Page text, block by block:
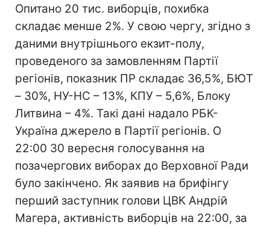
Опитано 20 тис. виборців, похибка
складає менше 2%. У свою чергу, згідно з
даними внутрішнього екзит-полу,
проведеного за замовленням Партії
регіонів, показник ПР складає 36,5%, БЮТ
– 30%, НУ-НС – 13%, КПУ – 5,6%, Блоку
Литвина – 4%. Такі дані надало РБК-
Україна джерело в Партії регіонів. О
22:00 30 вересня голосування на
позачергових виборах до Верховної Ради
було закінчено. Як заявив на брифінгу
перший заступник голови ЦВК Андрій
Магера, активність виборців на 22:00, за